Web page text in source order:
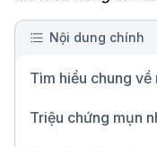
Nội dung chính
Tìm hiểu chung về
Triệu chứng mụn